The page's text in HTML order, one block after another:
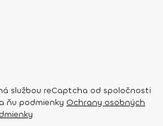
službou reCaptcha od spoločnosti
ňu podmienky Ochrany osobných